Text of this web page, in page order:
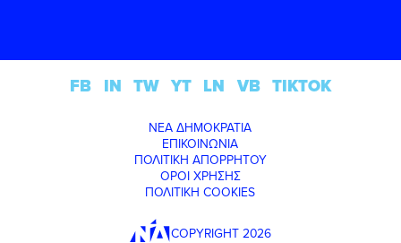
COPYRIGHT 2026
ΝΕΑ ΔΗΜΟΚΡΑΤΙΑ
ΕΠΙΚΟΙΝΩΝΙΑ
ΠΟΛΙΤΙΚΗ ΑΠΟΡΡΗΤΟΥ
ΟΡΟΙ ΧΡΗΣΗΣ
ΠΟΛΙΤΙΚΗ COOKIES
FB IN TW YT LN VB TIKTOK